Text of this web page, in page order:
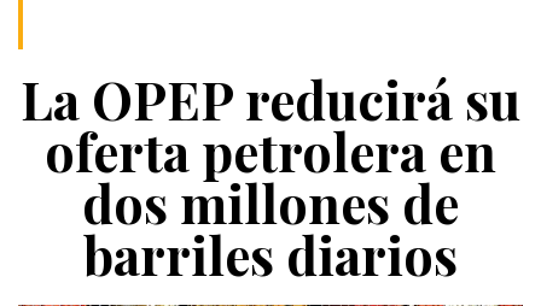
La OPEP reducirá su
oferta petrolera en
dos millones de
barriles diarios